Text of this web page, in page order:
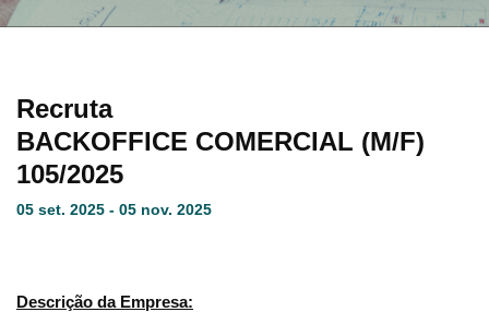
Recruta
BACKOFFICE COMERCIAL (M/F)
105/2025
05 set. 2025 - 05 nov. 2025
Descrição da Empresa: